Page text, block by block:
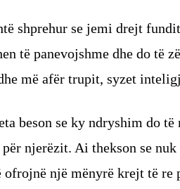
shprehur se jemi drejt
të panevojshme dhe do të
më afër trupit, syzet
beson se ky ndryshim do të
njerëzit. Ai thekson se
një mënyrë krejt të